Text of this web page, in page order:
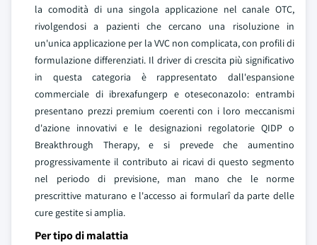
la comodità di una singola applicazione nel canale OTC,
rivolgendosi a pazienti che cercano una risoluzione in
un'unica applicazione per la VVC non complicata, con profili di
formulazione differenziati. Il driver di crescita più significativo
in questa categoria è rappresentato dall'espansione
commerciale di ibrexafungerp e oteseconazolo: entrambi
presentano prezzi premium coerenti con i loro meccanismi
d'azione innovativi e le designazioni regolatorie QIDP o
Breakthrough Therapy, e si prevede che aumentino
progressivamente il contributo ai ricavi di questo segmento
nel periodo di previsione, man mano che le norme
prescrittive maturano e l'accesso ai formularî da parte delle
cure gestite si amplia.
Per tipo di malattia